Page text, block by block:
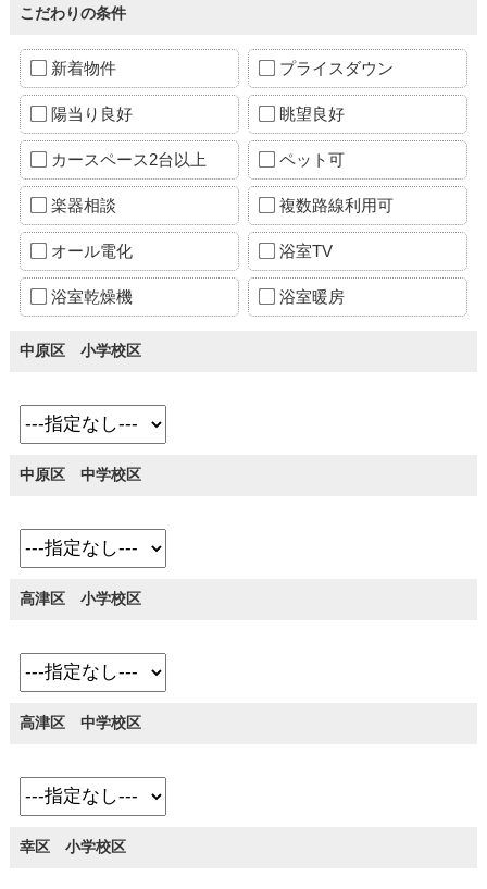
こだわりの条件
新着物件 プライスダウン
陽当り良好 眺望良好
カースペース2台以上 ペット可
楽器相談 複数路線利用可
オール電化 浴室TV
浴室乾燥機 浴室暖房
中原区 小学校区
中原区 中学校区
高津区 小学校区
高津区 中学校区
幸区 小学校区